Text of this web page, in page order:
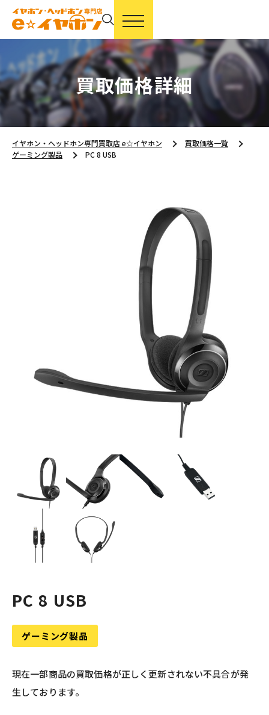
買取価格詳細
イヤホン・ヘッドホン専門買取店 e☆イヤホン
買取価格一覧
ゲーミング製品
PC 8 USB
PC 8 USB
ゲーミング製品
現在一部商品の買取価格が正しく更新されない不具合が発
生しております。